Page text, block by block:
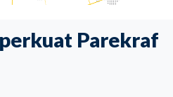
Parekraf